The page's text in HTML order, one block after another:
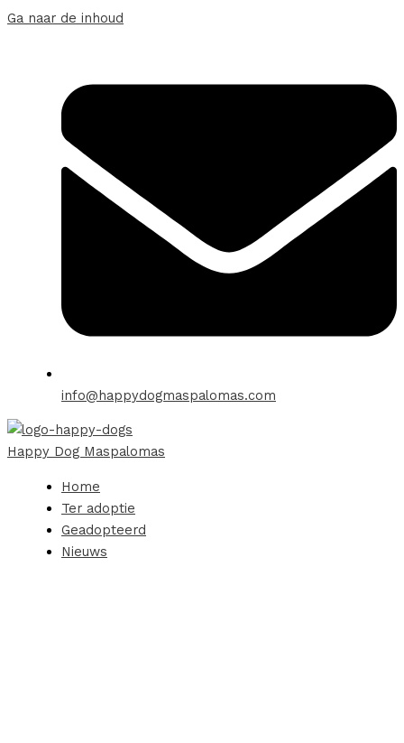
Ga naar de inhoud
info@happydogmaspalomas.com
Happy Dog Maspalomas
Home
Ter adoptie
Geadopteerd
Nieuws